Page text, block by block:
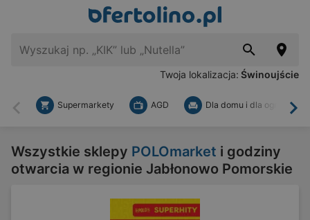
Twoja lokalizacja: Świnoujście
Wstecz
Supermarkety AGD Dla domu i dla ogrodu
Wszystkie sklepy POLOmarket i godziny
otwarcia w regionie Jabłonowo Pomorskie